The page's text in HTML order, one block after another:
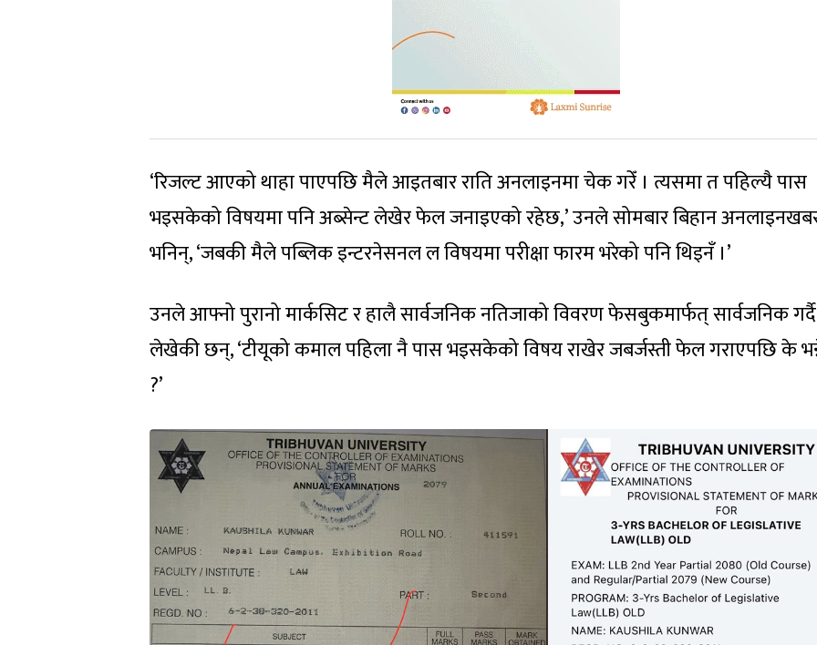
‘रिजल्ट आएको थाहा पाएपछि मैले आइतबार राति अनलाइनमा चेक गरेँ । त्यसमा त पहिल्यै पास
भइसकेको विषयमा पनि अब्सेन्ट लेखेर फेल जनाइएको रहेछ,’ उनले सोमबार बिहान
भनिन्, ‘जबकी मैले पब्लिक इन्टरनेसनल ल विषयमा परीक्षा फारम भरेको पनि थिइनँ ।’
उनले आफ्नो पुरानो मार्कसिट र हालै सार्वजनिक नतिजाको विवरण फेसबुकमार्फत् सार्वजनिक गर्दै
लेखेकी छन्, ‘टीयूको कमाल पहिला नै पास भइसकेको विषय राखेर जबर्जस्ती फेल गराएपछि के
?’